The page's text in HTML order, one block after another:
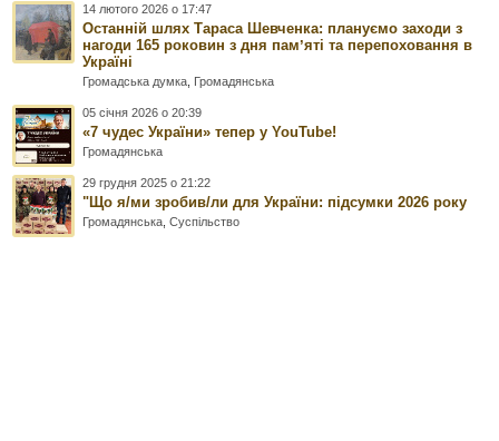
14 лютого 2026 о 17:47
Останній шлях Тараса Шевченка: плануємо заходи з
нагоди 165 роковин з дня памʼяті та перепоховання в
Україні
Громадська думка Громадянська
05 січня 2026 о 20:39
«7 чудес України» тепер у YouTube!
Громадянська
29 грудня 2025 о 21:22
"Що я/ми зробив/ли для України: підсумки 2026 року
Громадянська ,Суспільство